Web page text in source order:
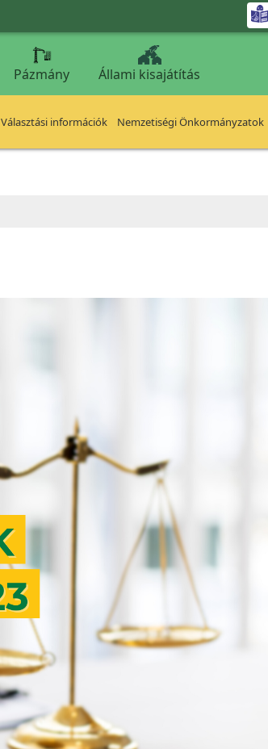
Pázmány Állami kisajátítás
Választási információk Nemzetiségi Önkormányzatok